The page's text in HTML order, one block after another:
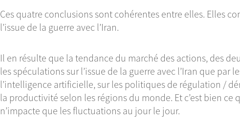
Ces quatre conclusions sont cohérentes entre elles. Elles
l’issue de la guerre avec l’Iran.
Il en résulte que la tendance du marché des actions, des
les spéculations sur l’issue de la guerre avec l’Iran que
l’intelligence artificielle, sur les politiques de régulation /
la productivité selon les régions du monde. Et c’est bien ce
n’impacte que les fluctuations au jour le jour.